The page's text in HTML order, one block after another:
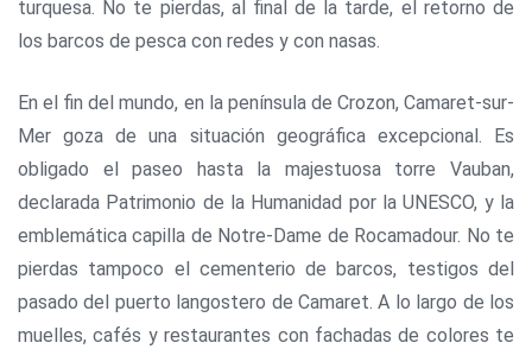
turquesa. No te pierdas, al final de la tarde, el retorno de
los barcos de pesca con redes y con nasas.
En el fin del mundo, en la península de Crozon, Camaret-sur-
Mer goza de una situación geográfica excepcional. Es
obligado el paseo hasta la majestuosa torre Vauban,
declarada Patrimonio de la Humanidad por la UNESCO, y la
emblemática capilla de Notre-Dame de Rocamadour. No te
pierdas tampoco el cementerio de barcos, testigos del
pasado del puerto langostero de Camaret. A lo largo de los
muelles, cafés y restaurantes con fachadas de colores te